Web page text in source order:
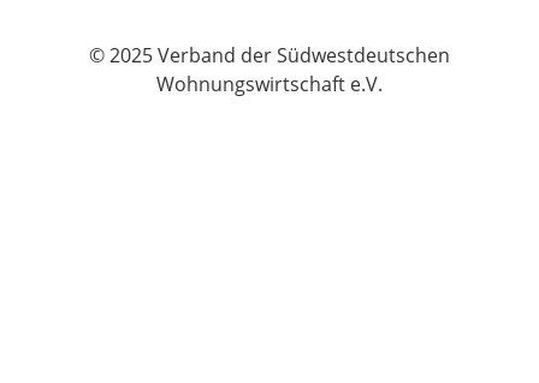
© 2025 Verband der Südwestdeutschen
Wohnungswirtschaft e.V.